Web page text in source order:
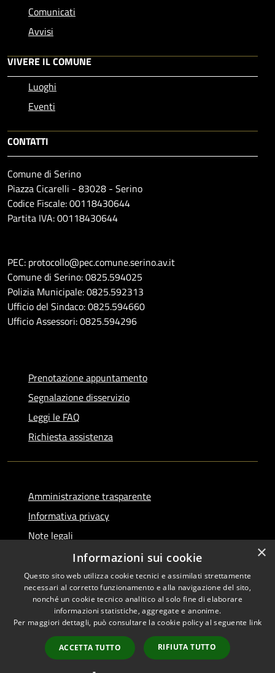
Comunicati
Avvisi
VIVERE IL COMUNE
Luoghi
Eventi
CONTATTI
Comune di Serino
Piazza Cicarelli - 83028 - Serino
Codice Fiscale: 00118430644
Partita IVA: 00118430644
PEC: protocollo@pec.comune.serino.av.it
Comune di Serino: 0825.594025
Polizia Municipale: 0825.592313
Ufficio del Sindaco: 0825.594660
Ufficio Assessori: 0825.594296
Prenotazione appuntamento
Segnalazione disservizio
Leggi le FAQ
Richiesta assistenza
Amministrazione trasparente
Informativa privacy
Note legali
Dichiarazione di accessibilità
RSS
Accessibilità
Copyright © 2026 • Comune di
Municipium•
Accesso
redazione
×
Informazioni sui cookie
Questo sito web utilizza cookie tecnici e assimilati strettamente
necessari al corretto funzionamento e alla navigazione del sito,
nonché un cookie tecnico analitico al solo fine di elaborare
informazioni statistiche, aggregate e anonime.
Per maggiori dettagli, può consultare la cookie policy al seguente link
ACCETTA TUTTO RIFIUTA TUTTO